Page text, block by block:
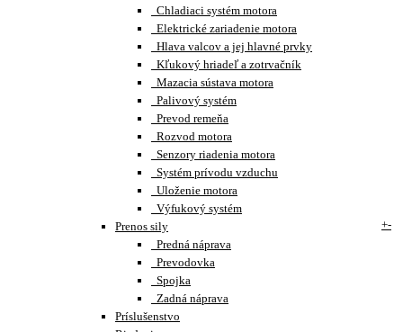
Chladiaci systém motora
Elektrické zariadenie motora
Hlava valcov a jej hlavné prvky
Kľukový hriadeľ a zotrvačník
Mazacia sústava motora
Palivový systém
Prevod remeňa
Rozvod motora
Senzory riadenia motora
Systém prívodu vzduchu
Uloženie motora
Výfukový systém
Prenos sily
+-
Predná náprava
Prevodovka
Spojka
Zadná náprava
Príslušenstvo